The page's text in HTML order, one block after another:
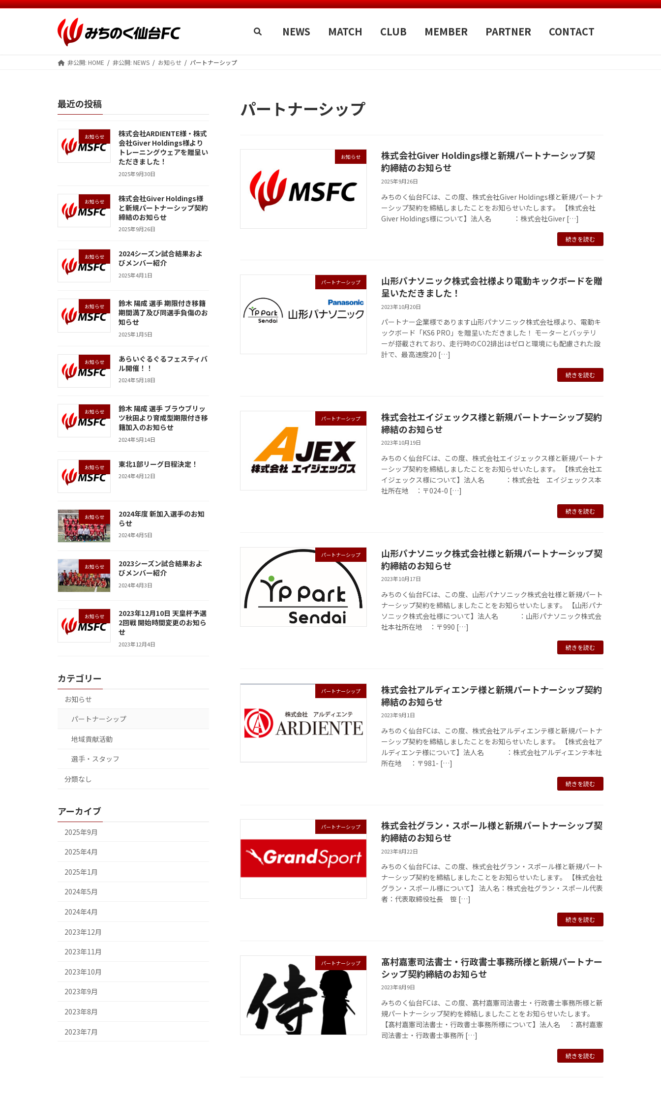
コ
ナ
NEWS MATCH CLUB MEMBER PARTNER CONTACT
非公開: HOME 非公開: NEWS お知らせ パートナーシップ
パートナーシップ
お知らせ
株式会社Giver Holdings様と新規パートナーシップ契
約締結のお知らせ
2025年9月26日
みちのく仙台FCは、この度、株式会社Giver Holdings様と新規パートナ
ーシップ契約を締結しましたことをお知らせいたします。 【株式会社
Giver Holdings様について】法人名 ：株式会社Giver […]
続きを読む
パートナーシップ
山形パナソニック株式会社様より電動キックボードを贈
呈いただきました！
2023年10月20日
パートナー企業様であります山形パナソニック株式会社様より、電動キ
ックボード「KS6 PRO」を贈呈いただきました！ モーターとバッテリ
ーが搭載されており、走行時のCO2排出はゼロと環境にも配慮された設
計で、最高速度20 […]
続きを読む
パートナーシップ
株式会社エイジェックス様と新規パートナーシップ契約
締結のお知らせ
2023年10月19日
みちのく仙台FCは、この度、株式会社エイジェックス様と新規パートナ
ーシップ契約を締結しましたことをお知らせいたします。 【株式会社エ
イジェックス様について】法人名 ：株式会社 エイジェックス本
社所在地 ：〒024-0 […]
続きを読む
パートナーシップ
山形パナソニック株式会社様と新規パートナーシップ契
約締結のお知らせ
2023年10月17日
みちのく仙台FCは、この度、山形パナソニック株式会社様と新規パート
ナーシップ契約を締結しましたことをお知らせいたします。 【山形パナ
ソニック株式会社様について】法人名 ：山形パナソニック株式会
社本社所在地 ：〒990 […]
続きを読む
パートナーシップ
株式会社アルディエンテ様と新規パートナーシップ契約
締結のお知らせ
2023年9月1日
みちのく仙台FCは、この度、株式会社アルディエンテ様と新規パートナ
ーシップ契約を締結しましたことをお知らせいたします。 【株式会社ア
ルディエンテ様について】法人名 ：株式会社アルディエンテ本社
所在地 ：〒981- […]
続きを読む
パートナーシップ
株式会社グラン・スポール様と新規パートナーシップ契
約締結のお知らせ
2023年8月22日
みちのく仙台FCは、この度、株式会社グラン・スポール様と新規パート
ナーシップ契約を締結しましたことをお知らせいたします。 【株式会社
グラン・スポール様について】 法人名：株式会社グラン・スポール代表
者：代表取締役社長 笹 […]
続きを読む
パートナーシップ
髙村嘉憲司法書士・行政書士事務所様と新規パートナー
シップ契約締結のお知らせ
2023年8月9日
みちのく仙台FCは、この度、髙村嘉憲司法書士・行政書士事務所様と新
規パートナーシップ契約を締結しましたことをお知らせいたします。
【髙村嘉憲司法書士・行政書士事務所様について】法人名 ：髙村嘉憲
司法書士・行政書士事務所 […]
続きを読む
最近の投稿
お知らせ
株式会社ARDIENTE様・株式
会社Giver Holdings様より
トレーニングウェアを贈呈い
ただきました！
2025年9月30日
お知らせ
株式会社Giver Holdings様
と新規パートナーシップ契約
締結のお知らせ
2025年9月26日
お知らせ
2024シーズン試合結果およ
びメンバー紹介
2025年4月1日
お知らせ
鈴木 陽成 選手 期限付き移籍
期間満了及び同選手負傷のお
知らせ
2025年1月5日
お知らせ
あらいぐるぐるフェスティバ
ル開催！！
2024年5月18日
お知らせ
鈴木 陽成 選手 ブラウブリッ
ツ秋田より育成型期限付き移
籍加入のお知らせ
2024年5月14日
お知らせ 東北1部リーグ日程決定！
2024年4月12日
お知らせ
2024年度 新加入選手のお知
らせ
2024年4月5日
お知らせ
2023シーズン試合結果およ
びメンバー紹介
2024年4月3日
お知らせ
2023年12月10日 天皇杯予選
2回戦 開始時間変更のお知ら
せ
2023年12月4日
カテゴリー
お知らせ
パートナーシップ
地域貢献活動
選手・スタッフ
分類なし
アーカイブ
2025年9月
2025年4月
2025年1月
2024年5月
2024年4月
2023年12月
2023年11月
2023年10月
2023年9月
2023年8月
2023年7月